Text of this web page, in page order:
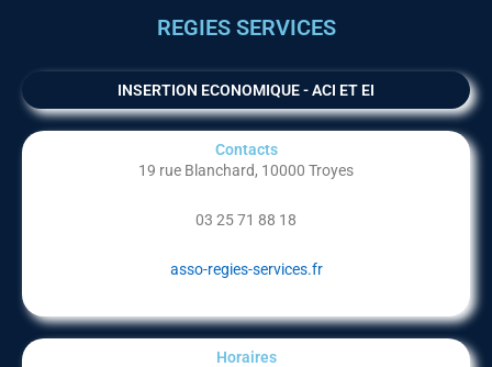
REGIES SERVICES
INSERTION ECONOMIQUE - ACI ET EI
Contacts
19 rue Blanchard, 10000 Troyes
03 25 71 88 18
asso-regies-services.fr
Horaires